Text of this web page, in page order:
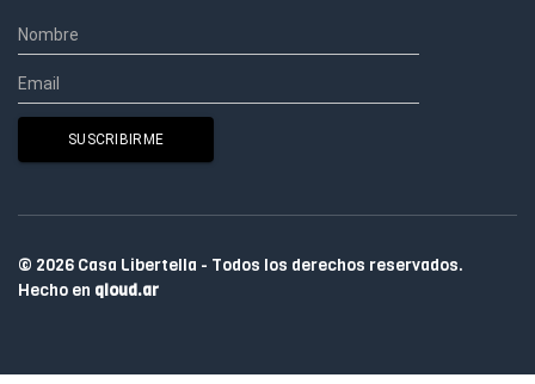
© 2026 Casa Libertella - Todos los derechos reservados.
Hecho en qloud.ar